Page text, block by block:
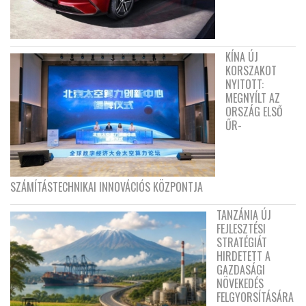
KÍNA ÚJ
KORSZAKOT
NYITOTT:
MEGNYÍLT AZ
ORSZÁG ELSŐ
ŰR-
SZÁMÍTÁSTECHNIKAI INNOVÁCIÓS KÖZPONTJA
TANZÁNIA ÚJ
FEJLESZTÉSI
STRATÉGIÁT
HIRDETETT A
GAZDASÁGI
NÖVEKEDÉS
FELGYORSÍTÁSÁRA